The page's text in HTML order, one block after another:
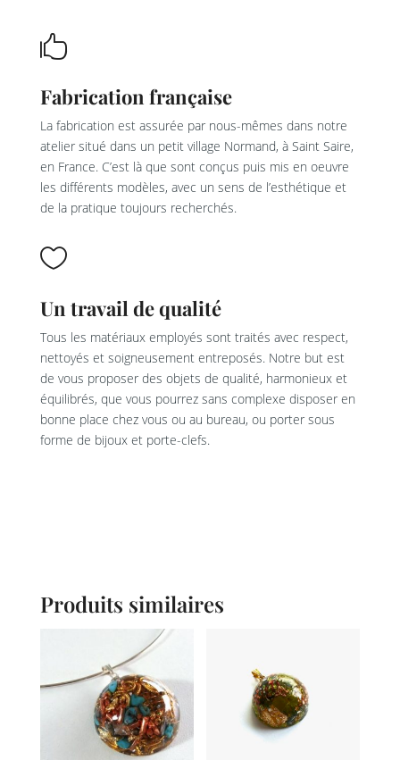

Fabrication française
La fabrication est assurée par nous-mêmes dans notre
atelier situé dans un petit village Normand, à Saint Saire,
en France. C’est là que sont conçus puis mis en oeuvre
les différents modèles, avec un sens de l’esthétique et
de la pratique toujours recherchés.

Un travail de qualité
Tous les matériaux employés sont traités avec respect,
nettoyés et soigneusement entreposés. Notre but est
de vous proposer des objets de qualité, harmonieux et
équilibrés, que vous pourrez sans complexe disposer en
bonne place chez vous ou au bureau, ou porter sous
forme de bijoux et porte-clefs.
Produits similaires